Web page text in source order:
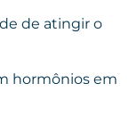
de atingir o
hormônios em